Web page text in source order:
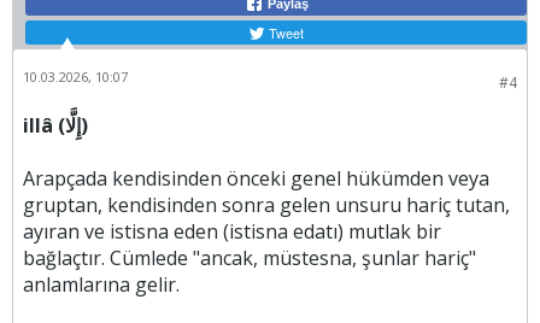
Paylaş
Tweet
#4
10.03.2026, 10:07
illâ (إِلَّا)
Arapçada kendisinden önceki genel hükümden veya
gruptan, kendisinden sonra gelen unsuru hariç tutan,
ayıran ve istisna eden (istisna edatı) mutlak bir
bağlaçtır. Cümlede "ancak, müstesna, şunlar hariç"
anlamlarına gelir.